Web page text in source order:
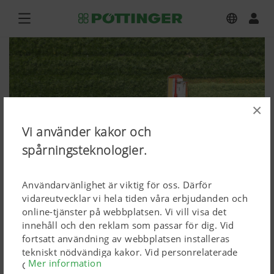
×
Vi använder kakor och
spårningsteknologier.
Användarvänlighet är viktig för oss. Därför
vidareutvecklar vi hela tiden våra erbjudanden och
online-tjänster på webbplatsen. Vi vill visa det
innehåll och den reklam som passar för dig. Vid
fortsatt användning av webbplatsen installeras
tekniskt nödvändiga kakor. Vid personrelaterade
Google Marketing-produkter installeras kakor, men
Mer information
NOVACAT V 9200 ED
Ladda ned högupplösta bilder